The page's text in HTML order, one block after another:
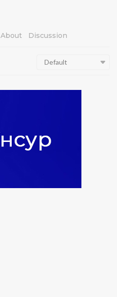
About Discussion
Default